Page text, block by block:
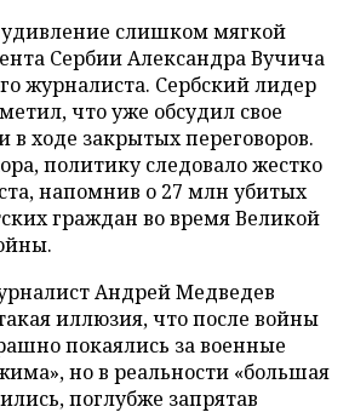
слишком мягкой
Сербии Александра Вучича
журналиста. Сербский лидер
что уже обсудил свое
в ходе закрытых переговоров.
политику следовало жестко
напомнив о 27 млн убитых
граждан во время Великой
Андрей Медведев
иллюзия, что после войны
покаялись за военные
но в реальности «большая
поглубже запрятав